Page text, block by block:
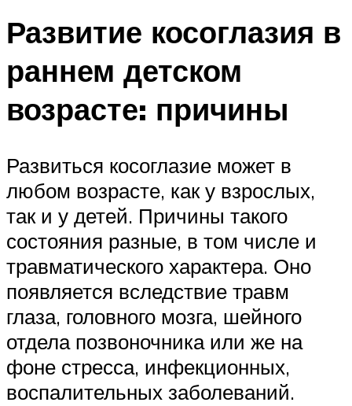
Развитие косоглазия в
раннем детском
возрасте: причины
Развиться косоглазие может в
любом возрасте, как у взрослых,
так и у детей. Причины такого
состояния разные, в том числе и
травматического характера. Оно
появляется вследствие травм
глаза, головного мозга, шейного
отдела позвоночника или же на
фоне стресса, инфекционных,
воспалительных заболеваний.